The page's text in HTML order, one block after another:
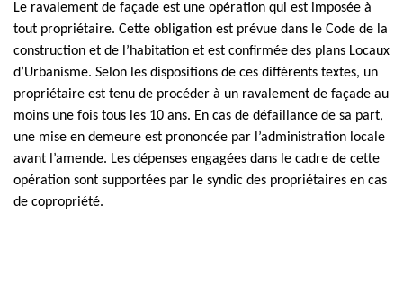
Le ravalement de façade est une opération qui est imposée à
tout propriétaire. Cette obligation est prévue dans le Code de la
construction et de l’habitation et est confirmée des plans Locaux
d’Urbanisme. Selon les dispositions de ces différents textes, un
propriétaire est tenu de procéder à un ravalement de façade au
moins une fois tous les 10 ans. En cas de défaillance de sa part,
une mise en demeure est prononcée par l’administration locale
avant l’amende. Les dépenses engagées dans le cadre de cette
opération sont supportées par le syndic des propriétaires en cas
de copropriété.